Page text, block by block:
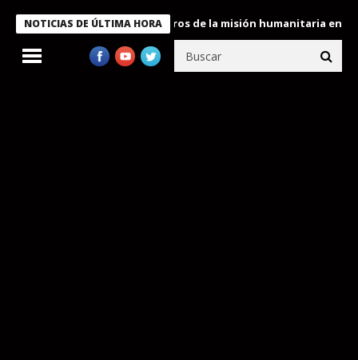
NOTICIAS DE ÚLTIMA HORA
Bukele condecora a miembros de la misión humanitaria enviada